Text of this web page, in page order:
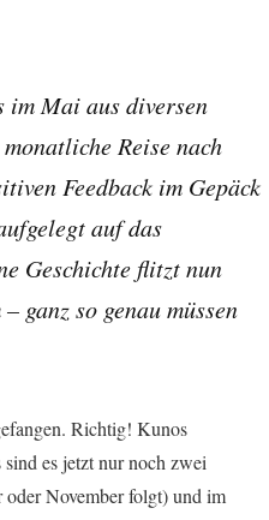
im Mai aus diversen
Reise nach
Feedback im Gepäck
auf das
Geschichte flitzt nun
ganz so genau müssen
Richtig! Kunos
es jetzt nur noch zwei
November folgt) und im